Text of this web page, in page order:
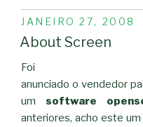
PUBLICADO
EM
JANEIRO 27, 2008
About Screen
Foi
anunciado o vendedor
um software
anteriores, acho este